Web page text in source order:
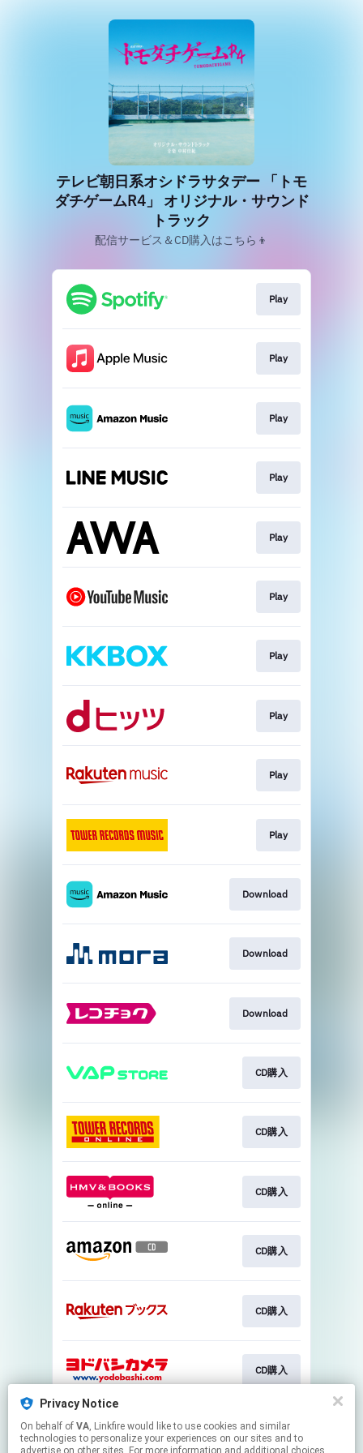
Privacy Notice
On behalf of VA, Linkfire would like to use cookies and similar
technologies to personalize your experiences on our sites and to
advertise on other sites. For more information and additional choices
テレビ朝日系オシドラサタデー 「トモ
ダチゲームR4」 オリジナル・サウンド
トラック
配信サービス＆CD購入はこちら👦
Play
Play
Play
Play
Play
Play
Play
Play
Play
Play
Download
Download
Download
CD購入
CD購入
CD購入
CD購入
CD購入
CD購入
Go To